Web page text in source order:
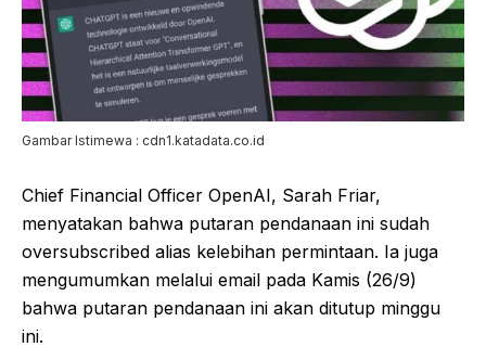
Gambar Istimewa : cdn1.katadata.co.id
Chief Financial Officer OpenAI, Sarah Friar,
menyatakan bahwa putaran pendanaan ini sudah
oversubscribed alias kelebihan permintaan. Ia juga
mengumumkan melalui email pada Kamis (26/9)
bahwa putaran pendanaan ini akan ditutup minggu
ini.